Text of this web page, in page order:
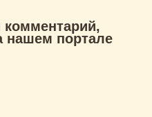
комментарий,
нашем портале